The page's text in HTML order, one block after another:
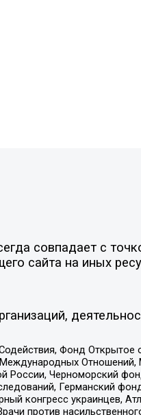
совпадает с
сайта на иных
Фонд
Отношений,
Черноморский
Германский
конгресс украинцев,
против